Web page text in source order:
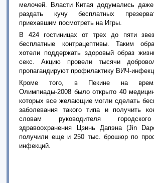
мелочей. Власти Китая додумались
раздать кучу бесплатных
приехавшим посмотреть на Игры.
В 424 гостиницах от трех до пяти
бесплатные контрацептивы. Таким
хотели поддержать здоровый образ
секс. Акцию провели тысячи
пропагандируют профилактику ВИЧ-
Кроме того, в Пекине на время
Олимпиады-2008 было открыто 40
которых все желающие могли сделать
заболевания такого типа и получить
словам руководителя
здравоохранения Цзинь Дапэна (Jin
получили еще и 250 тыс. брошюр по
инфекций.